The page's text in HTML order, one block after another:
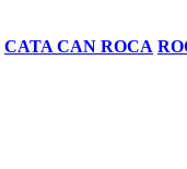
CATA CAN ROCA